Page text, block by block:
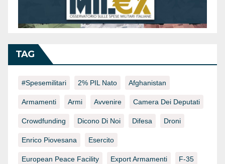
TAG
#spesemilitari 2% PIL Nato Afghanistan
Armamenti Armi Avvenire Camera Dei Deputati
Crowdfunding Dicono Di Noi Difesa Droni
Enrico Piovesana Esercito
European Peace Facility Export Armamenti F-35